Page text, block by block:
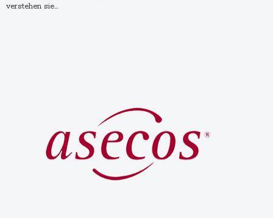
verstehen sie…